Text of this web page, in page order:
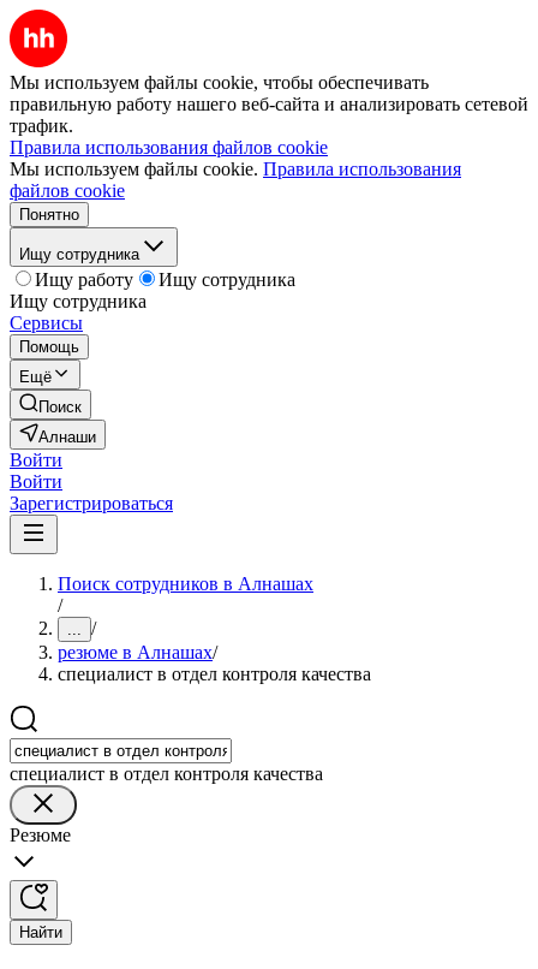
Мы используем файлы cookie, чтобы обеспечивать
правильную работу нашего веб-сайта и анализировать сетевой
трафик.
Правила использования файлов cookie
Мы используем файлы cookie. Правила использования
файлов cookie
Понятно
Ищу сотрудника
Ищу работу
Ищу сотрудника
Ищу сотрудника
Сервисы
Помощь
Ещё
Поиск
Алнаши
Войти
Войти
Зарегистрироваться
Поиск сотрудников в Алнашах
/
... /
резюме в Алнашах/
специалист в отдел контроля качества
специалист в отдел контроля качества
Резюме
Найти